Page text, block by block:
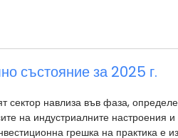
състояние за 2025 г.
сектор навлиза във фаза,
на индустриалните настроения
грешка на практика